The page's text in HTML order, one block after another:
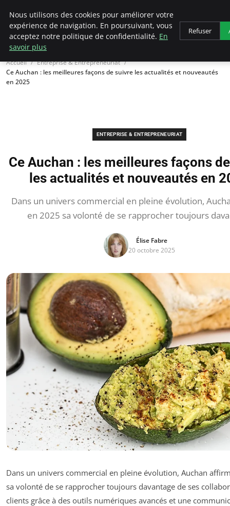
LECFCM
Accueil
Entreprise & Entrepreneuriat
Ce Auchan : les meilleures façons de suivre les actualités et nouveautés
en 2025
ENTREPRISE & ENTREPRENEURIAT
Ce Auchan : les meilleures façons
les actualités et nouveautés en
Dans un univers commercial en pleine évolution,
en 2025 sa volonté de se rapprocher toujours
Élise Fabre
20 octobre 2025
Dans un univers commercial en pleine évolution, Auchan
sa volonté de se rapprocher toujours davantage de ses
clients grâce à des outils numériques avancés et une
Nous utilisons des cookies pour améliorer votre
expérience de navigation. En poursuivant, vous
acceptez notre politique de confidentialité. En
savoir plus
Refuser